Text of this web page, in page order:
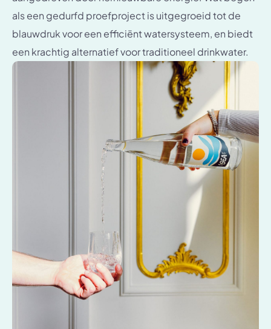
als een gedurfd proefproject is uitgegroeid tot de
blauwdruk voor een efficiënt watersysteem, en biedt
een krachtig alternatief voor traditioneel drinkwater.